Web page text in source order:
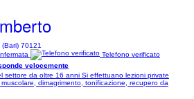
(Bari) 70121
Telefono verificato
velocemente
settore da oltre 16 anni Si effettuano lezioni private
dimagrimento, tonificazione, recupero da